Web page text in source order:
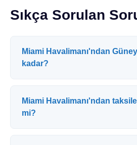
Sıkça Sorulan
Miami Havalimanı'ndan
kadar?
Miami Havalimanı'ndan
mi?